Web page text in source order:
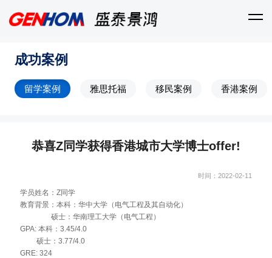
成功案例
留学案例 雅思托福 移民案例 香港案例
恭喜Z同学获得香港城市大学博士offer!
时间：2022-02-11
学员姓名：Z同学
教育背景：本科：华中大学（电气工程及其自动化）
硕士：华南理工大学（电气工程）
GPA: 本科：3.45/4.0
硕士：3.77/4.0
GRE: 324